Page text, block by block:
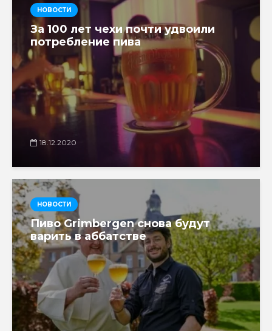
НОВОСТИ
За 100 лет чехи почти удвоили
потребление пива
18.12.2020
НОВОСТИ
Пиво Grimbergen снова будут
варить в аббатстве